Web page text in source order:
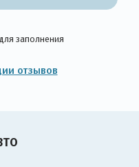
заполнения
отзывов